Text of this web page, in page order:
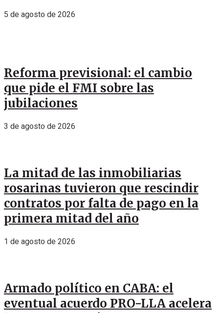
5 de agosto de 2026
Reforma previsional: el cambio
que pide el FMI sobre las
jubilaciones
3 de agosto de 2026
La mitad de las inmobiliarias
rosarinas tuvieron que rescindir
contratos por falta de pago en la
primera mitad del año
1 de agosto de 2026
Armado político en CABA: el
eventual acuerdo PRO-LLA acelera